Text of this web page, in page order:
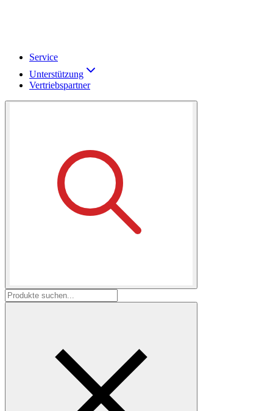
Service
Unterstützung
Vertriebspartner